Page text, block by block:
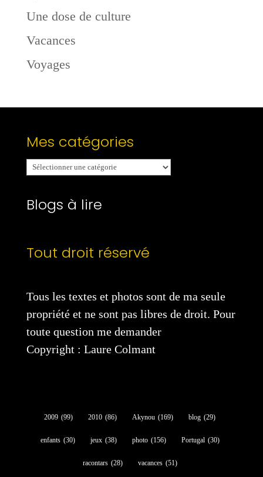
Une dose de culture
Vacances
Voyages
Mes catégories
Mes
catégories
Blogs à lire
Tout droit réservé
Tous les textes et photos sont de ma seule
propriété et ne sont pas libres de droit. Pour
toute question me demander
Copyright : Laure Colmant
2009 (99) 2010 (86) Akynou (169) blog (29)
enfants (30) jeux (38) photo (156) Portugal (30)
racontars (28) vacances (51)